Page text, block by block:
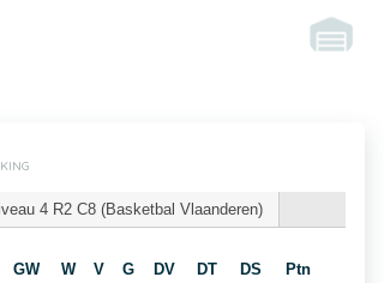
4 R2 C8 (Basketbal Vlaanderen)
GW W V G DV DT DS Ptn